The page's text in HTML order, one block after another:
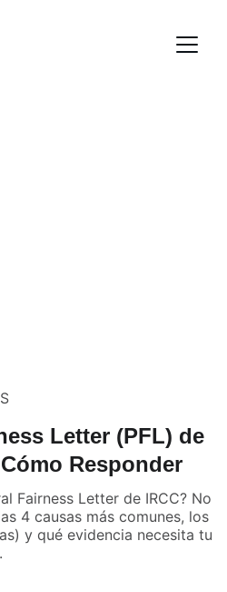
Letter (PFL) de
Responder
Fairness Letter de IRCC? No
4 causas más comunes, los
y qué evidencia necesita tu